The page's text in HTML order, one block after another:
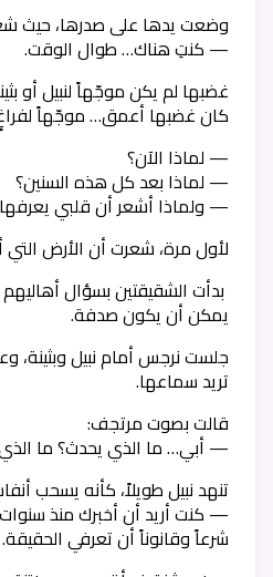
وضعت يدها على صدرها، حيث
— كنتِ هناك… طوال الوقت.
غضبها لم يكن موجّهاً لنبيل أو
كان غضبها أعمق… موجّهاً
— لماذا الآن؟
— لماذا بعد كل هذه السنين؟
— ولماذا أشعر أن قلبي
لأول مرة، شعرت أن الأرض التي
بدأت الشقيقتين بسؤال
يمكن أن يكون صدفة.
جلست نرجس أمام نبيل وبثينة،
تريد سماعها.
قالت بصوت مرتجف:
— أبي… ما الذي يحدث؟ ما
تنهد نبيل طويلاً، كأنه يسحب
— كنت أريد أن أخبرك منذ
شرعاً وقانوناً أن تعرفي الحقيقة.